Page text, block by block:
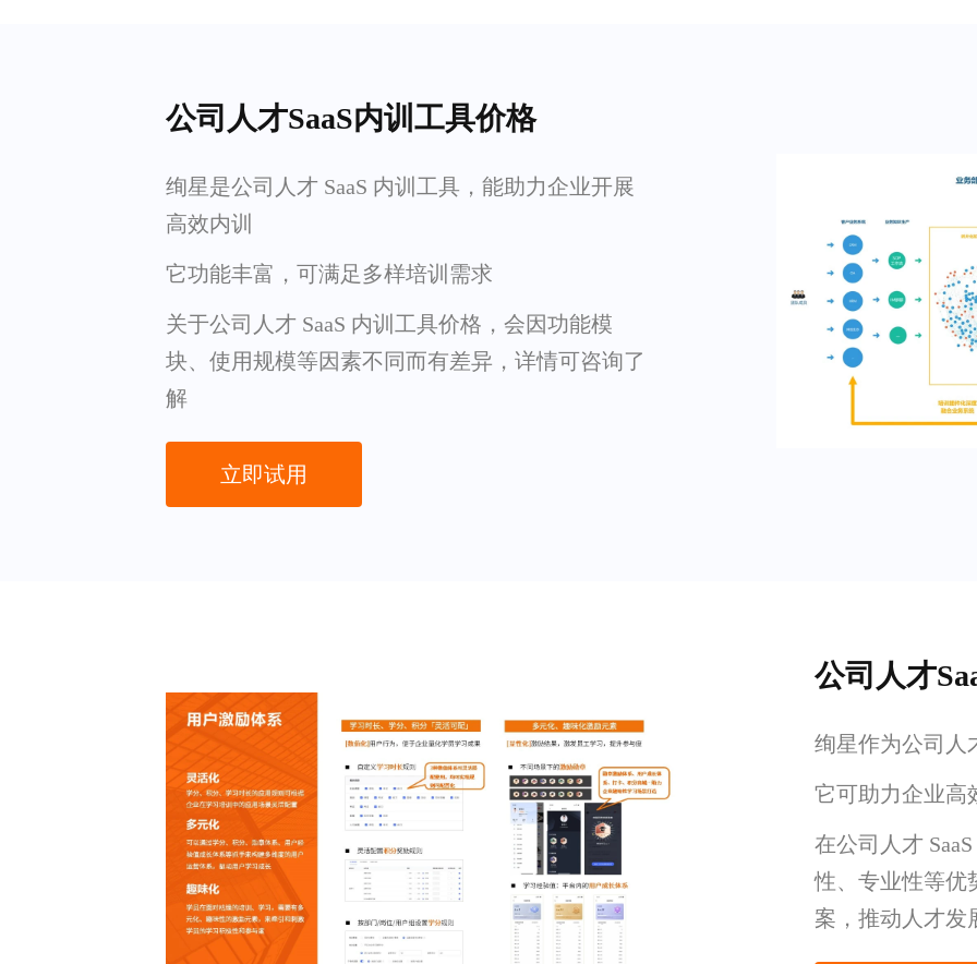
公司人才SaaS内训工具价格
绚星是公司人才 SaaS 内训工具，能助力企业开展
高效内训
它功能丰富，可满足多样培训需求
关于公司人才 SaaS 内训工具价格，会因功能模
块、使用规模等因素不同而有差异，详情可咨询了
解
立即试用
公司人才
绚星作为公司人
它可助力企业高
在公司人才
性、专业性等优
案，推动人才发